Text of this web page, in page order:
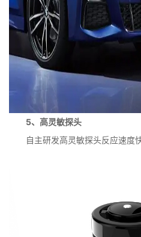
5、高灵敏探头
自主研发高灵敏探头反应速度